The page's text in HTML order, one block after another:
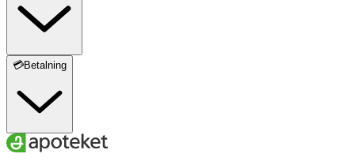
💳Betalning